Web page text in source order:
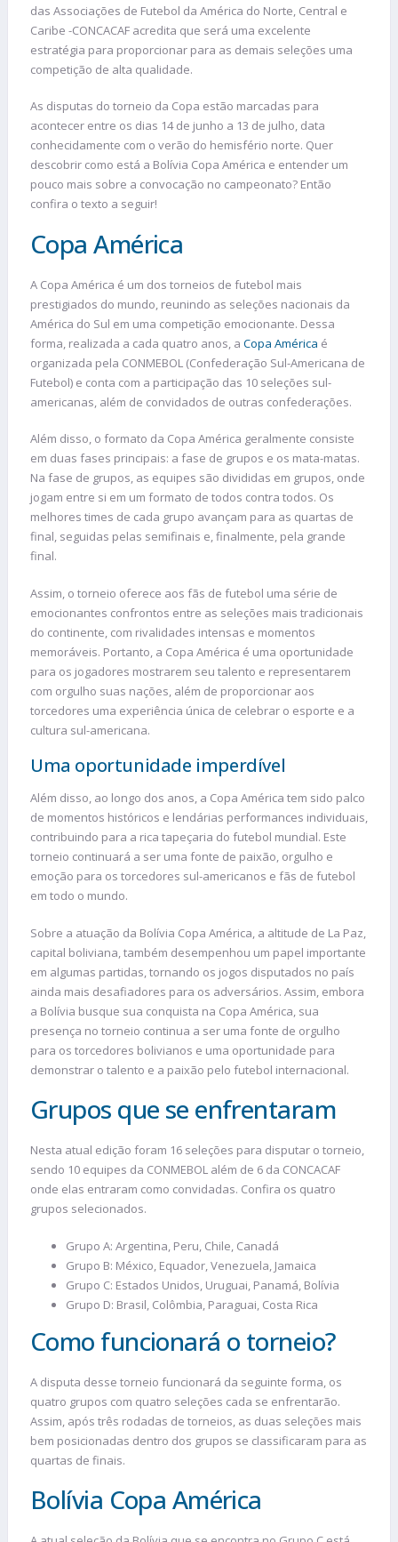
das Associações de Futebol da América do Norte, Central e
Caribe -CONCACAF acredita que será uma excelente
estratégia para proporcionar para as demais seleções uma
competição de alta qualidade.
As disputas do torneio da Copa estão marcadas para
acontecer entre os dias 14 de junho a 13 de julho, data
conhecidamente com o verão do hemisfério norte. Quer
descobrir como está a Bolívia Copa América e entender um
pouco mais sobre a convocação no campeonato? Então
confira o texto a seguir!
Copa América
A Copa América é um dos torneios de futebol mais
prestigiados do mundo, reunindo as seleções nacionais da
América do Sul em uma competição emocionante. Dessa
forma, realizada a cada quatro anos, a Copa América é
organizada pela CONMEBOL (Confederação Sul-Americana de
Futebol) e conta com a participação das 10 seleções sul-
americanas, além de convidados de outras confederações.
Além disso, o formato da Copa América geralmente consiste
em duas fases principais: a fase de grupos e os mata-matas.
Na fase de grupos, as equipes são divididas em grupos, onde
jogam entre si em um formato de todos contra todos. Os
melhores times de cada grupo avançam para as quartas de
final, seguidas pelas semifinais e, finalmente, pela grande
final.
Assim, o torneio oferece aos fãs de futebol uma série de
emocionantes confrontos entre as seleções mais tradicionais
do continente, com rivalidades intensas e momentos
memoráveis. Portanto, a Copa América é uma oportunidade
para os jogadores mostrarem seu talento e representarem
com orgulho suas nações, além de proporcionar aos
torcedores uma experiência única de celebrar o esporte e a
cultura sul-americana.
Uma oportunidade imperdível
Além disso, ao longo dos anos, a Copa América tem sido palco
de momentos históricos e lendárias performances individuais,
contribuindo para a rica tapeçaria do futebol mundial. Este
torneio continuará a ser uma fonte de paixão, orgulho e
emoção para os torcedores sul-americanos e fãs de futebol
em todo o mundo.
Sobre a atuação da Bolívia Copa América, a altitude de La Paz,
capital boliviana, também desempenhou um papel importante
em algumas partidas, tornando os jogos disputados no país
ainda mais desafiadores para os adversários. Assim, embora
a Bolívia busque sua conquista na Copa América, sua
presença no torneio continua a ser uma fonte de orgulho
para os torcedores bolivianos e uma oportunidade para
demonstrar o talento e a paixão pelo futebol internacional.
Grupos que se enfrentaram
Nesta atual edição foram 16 seleções para disputar o torneio,
sendo 10 equipes da CONMEBOL além de 6 da CONCACAF
onde elas entraram como convidadas. Confira os quatro
grupos selecionados.
Grupo A: Argentina, Peru, Chile, Canadá
Grupo B: México, Equador, Venezuela, Jamaica
Grupo C: Estados Unidos, Uruguai, Panamá, Bolívia
Grupo D: Brasil, Colômbia, Paraguai, Costa Rica
Como funcionará o torneio?
A disputa desse torneio funcionará da seguinte forma, os
quatro grupos com quatro seleções cada se enfrentarão.
Assim, após três rodadas de torneios, as duas seleções mais
bem posicionadas dentro dos grupos se classificaram para as
quartas de finais.
Bolívia Copa América